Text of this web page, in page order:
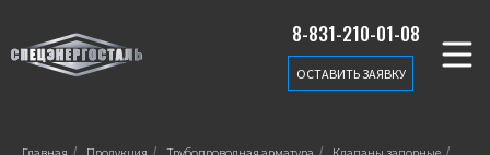
8-831-210-01-08
ОСТАВИТЬ ЗАЯВКУ
/ / / /